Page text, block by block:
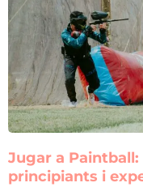
Jugar a
principiants i